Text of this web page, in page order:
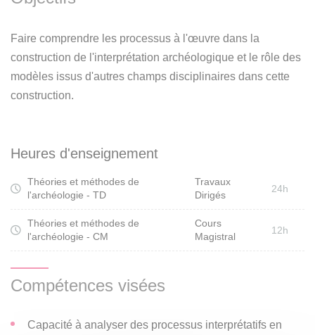
du discours archéologique.
Faire comprendre les processus à l'œuvre dans la
construction de l'interprétation archéologique et le rôle des
modèles issus d'autres champs disciplinaires dans cette
construction.
Heures d'enseignement
Théories et méthodes de
l'archéologie - TD
Travaux
Dirigés
24h
Théories et méthodes de
l'archéologie - CM
Cours
Magistral
12h
Compétences visées
Capacité à analyser des processus interprétatifs en